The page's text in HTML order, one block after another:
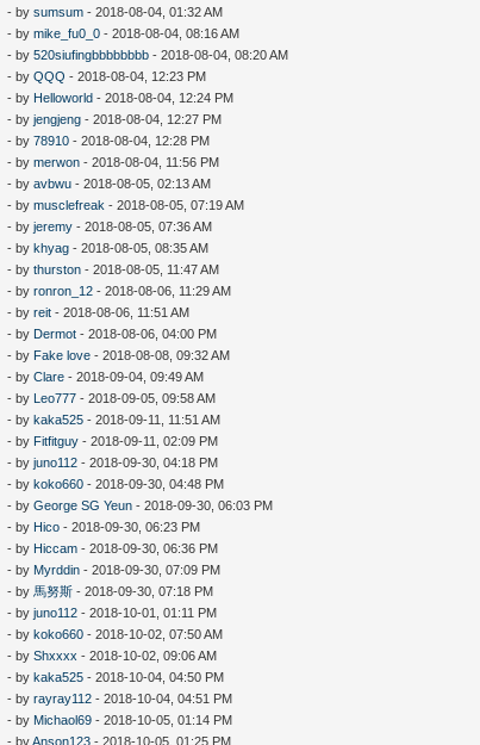
- bysumsum - 2018-08-04, 01:32 AM
- bymike_fu0_0 - 2018-08-04, 08:16 AM
- by520siufingbbbbbbbb - 2018-08-04, 08:20 AM
- byQQQ - 2018-08-04, 12:23 PM
- by Helloworld - 2018-08-04, 12:24 PM
- byjengjeng - 2018-08-04, 12:27 PM
- by78910 - 2018-08-04, 12:28 PM
- bymerwon - 2018-08-04, 11:56 PM
- byavbwu - 2018-08-05, 02:13 AM
- bymusclefreak - 2018-08-05, 07:19 AM
- byjeremy - 2018-08-05, 07:36 AM
- bykhyag - 2018-08-05, 08:35 AM
- bythurston - 2018-08-05, 11:47 AM
- byronron_12 - 2018-08-06, 11:29 AM
- byreit - 2018-08-06, 11:51 AM
- by Dermot - 2018-08-06, 04:00 PM
- by Fake love - 2018-08-08, 09:32 AM
- byClare - 2018-09-04, 09:49 AM
- by Leo777 - 2018-09-05, 09:58 AM
- bykaka525 - 2018-09-11, 11:51 AM
- by Fitfitguy - 2018-09-11, 02:09 PM
- byjuno112 - 2018-09-30, 04:18 PM
- bykoko660 - 2018-09-30, 04:48 PM
- byGeorge SG Yeun - 2018-09-30, 06:03 PM
- by Hico - 2018-09-30, 06:23 PM
- by Hiccam - 2018-09-30, 06:36 PM
- by Myrddin - 2018-09-30, 07:09 PM
- by 馬努斯 - 2018-09-30, 07:18 PM
- byjuno112 - 2018-10-01, 01:11 PM
- bykoko660 - 2018-10-02, 07:50 AM
- byShxxxx - 2018-10-02, 09:06 AM
- bykaka525 - 2018-10-04, 04:50 PM
- byrayray112 - 2018-10-04, 04:51 PM
- by Michaol69 - 2018-10-05, 01:14 PM
- byAnson123 - 2018-10-05, 01:25 PM